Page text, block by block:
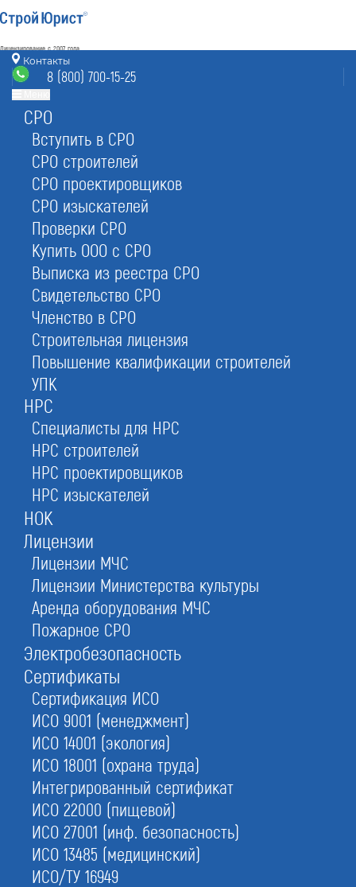
Лицензирование с 2007 года
4.93
Наш рейтинг
80отзывов
режим работы
без выходных 7:00-20:00
8 (800) 700-15-25
Электросталь, ул. Ялагина 17, офис 221
Контакты
8 (800) 700-15-25
СРО
Вступить в СРО
СРО строителей
СРО проектировщиков
СРО изыскателей
Проверки СРО
Купить ООО с СРО
Выписка из реестра СРО
Свидетельство СРО
Членство в СРО
Строительная лицензия
Повышение квалификации строителей
УПК
НРС
Специалисты для НРС
НРС строителей
НРС проектировщиков
НРС изыскателей
НОК
Лицензии
Лицензии МЧС
Лицензии Министерства культуры
Аренда оборудования МЧС
Пожарное СРО
Электробезопасность
Сертификаты
Сертификация ИСО
ИСО 9001 (менеджмент)
ИСО 14001 (экология)
ИСО 18001 (охрана труда)
Интегрированный сертификат
ИСО 22000 (пищевой)
ИСО 27001 (инф. безопасность)
ИСО 13485 (медицинский)
ИСО/ТУ 16949
Услуги Юр. услуги
Регистрация товарного знака
в Электростали
Оставьте заявку прямо сейчас
Зарегистрировать товарный знак
персональных данных.
1.Защитим бренд
логотип, научную разработку, промышленный
образец или учебную программу
3. Повысим доверие к Вашей компании
+ возможность продажи франшизы
2.Сэкономим 30% на госпошлине
электронный документооборот с РосПатентом
4.Домен сайта
будет закреплен за Вами на 10 лет
С этой услугой часто заказывают:
Страхование ОПО
Страхование СМР